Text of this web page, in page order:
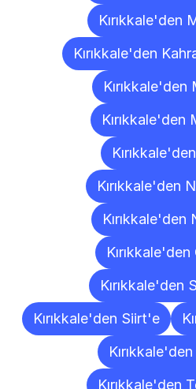
Kırıkkale'den
Kırıkkale'den
Kırıkkale'den
Kırıkkale'den
Kırıkkale'den
Kırıkkale'den Siirt'e
Kırıkkale'den